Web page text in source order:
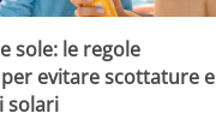
sole: le regole
evitare scottature e
solari